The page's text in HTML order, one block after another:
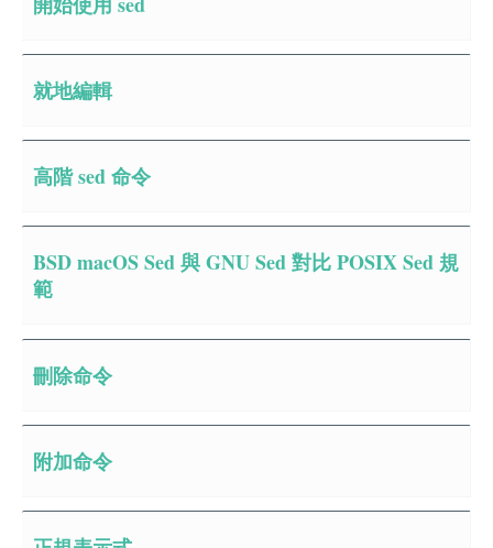
就地編輯
高階 sed 命令
BSD macOS Sed 與 GNU Sed 對比 POSIX Sed 規
範
刪除命令
附加命令